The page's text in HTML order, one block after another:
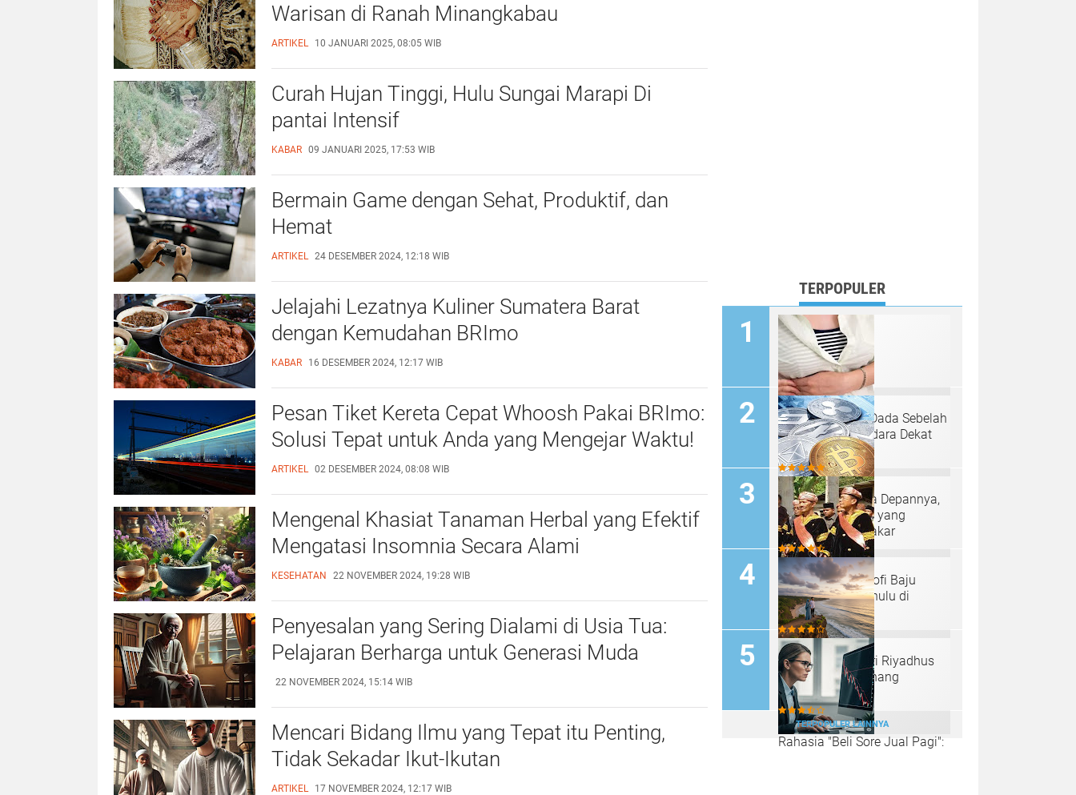
Warisan di Ranah Minangkabau
ARTIKEL 10 JANUARI 2025, 08:05 WIB
Curah Hujan Tinggi, Hulu Sungai Marapi Di
pantai Intensif
KABAR 09 JANUARI 2025, 17:53 WIB
Bermain Game dengan Sehat, Produktif, dan
Hemat
ARTIKEL 24 DESEMBER 2024, 12:18 WIB
Jelajahi Lezatnya Kuliner Sumatera Barat
dengan Kemudahan BRImo
KABAR 16 DESEMBER 2024, 12:17 WIB
Pesan Tiket Kereta Cepat Whoosh Pakai BRImo:
Solusi Tepat untuk Anda yang Mengejar Waktu!
ARTIKEL 02 DESEMBER 2024, 08:08 WIB
Mengenal Khasiat Tanaman Herbal yang Efektif
Mengatasi Insomnia Secara Alami
KESEHATAN 22 NOVEMBER 2024, 19:28 WIB
Penyesalan yang Sering Dialami di Usia Tua:
Pelajaran Berharga untuk Generasi Muda
22 NOVEMBER 2024, 15:14 WIB
Mencari Bidang Ilmu yang Tepat itu Penting,
Tidak Sekadar Ikut-Ikutan
ARTIKEL 17 NOVEMBER 2024, 12:17 WIB
TERPOPULER
Penyebab Nyeri Dada Sebelah
Kiri Bawah Payudara Dekat
Tulang Rusuk
Bitcoin dan Masa Depannya,
Inilah Tantangan yang
Diungkap oleh Pakar
Makna dan Filosofi Baju
Kebesaran Panghulu di
Minangkabau
Belajar Sabar dari Riyadhus
Shalihin: Seni Tenang
Menjalani Hidup
Rahasia "Beli Sore Jual Pagi":
TERPOPULER LAINNYA